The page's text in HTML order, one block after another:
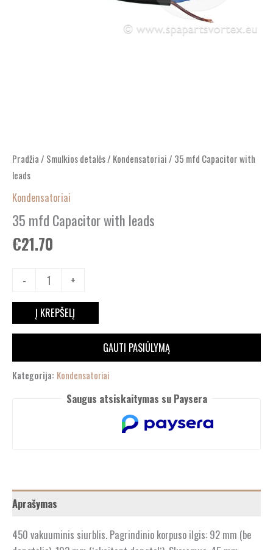
Pradžia / Smulkios detalės/ Kondensatoriai / 35 mfd Capacitor with
leads
Kondensatoriai
35 mfd Capacitor with leads
€21.70
- +
Į KREPŠELĮ
GAUTI PASIŪLYMĄ
Kategorija: Kondensatoriai
Saugus atsiskaitymas su Paysera
Aprašymas
450 vakuuminis siurblis. Pagrindinio korpuso ilgis: 92 mm (be